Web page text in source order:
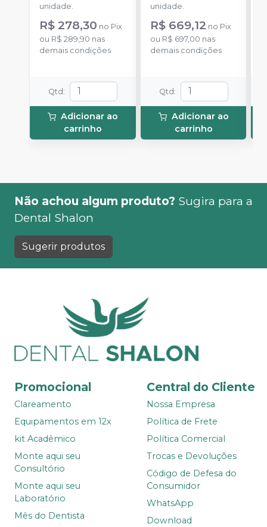
unidade.
R$ 278,30 no Pix
ou R$ 289,90 nas
demais condições
Qtd :
Adicionar ao
carrinho
unidade.
R$ 669,12 no Pix
ou R$ 697,00 nas
demais condições
Qtd :
Adicionar ao
carrinho
Não achou algum produto? Sugira para a
Dental Shalon
Sugerir produtos
Promocional
Clareamento
Equipamentos em 12x
kit Acadêmico
Monte aqui seu
Consultório
Monte aqui seu
Laboratório
Mês do Dentista
Central do Cliente
Nossa Empresa
Política de Frete
Política Comercial
Trocas e Devoluções
Código de Defesa do
Consumidor
WhatsApp
Download